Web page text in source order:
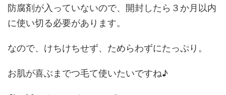
防腐剤が入っていないので、開封したら３か月以内
に使い切る必要があります。
なので、けちけちせず、ためらわずにたっぷり。
お肌が喜ぶまでつ毛て使いたいですね♪